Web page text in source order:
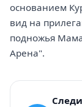
основанием
вид на
подножья
Арена".